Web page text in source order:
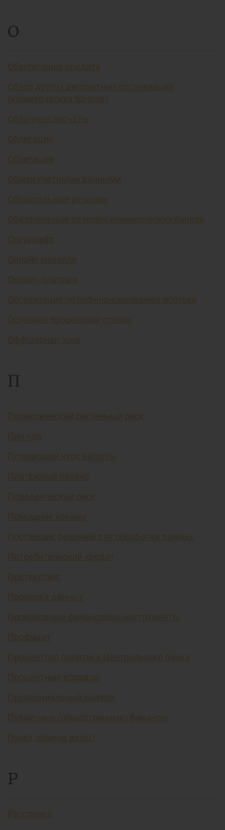
О
Обеспечение кредита
Обзор других депозитных организаций
(коммерческих банков)
Облачные расчёты
Облигации
Облигация
Обмен учетными данными
Обязательные резервы
Обязательные резервы коммерческих банков
Овердрафт
Онлайн махалля
Онлайн-платежи
Организация по рефинансированию ипотеки
Основная процентная ставка
Оффшорная зона
П
Периодический системный риск
Пин-код
Плавающий курс валюты
Платёжный баланс
Поведенческий риск
Помощник хокима
Поставщик решений для обработки данных
Потребительский кредит
Претекстинг
Проверка данных
Производные финансовые инструменты
Профицит
Процентная политика Центрального банка
Процентный коридор
Пруденциальный надзор
Публичные (общественные) финансы
Пункт обмена валют
Р
Рассрочка